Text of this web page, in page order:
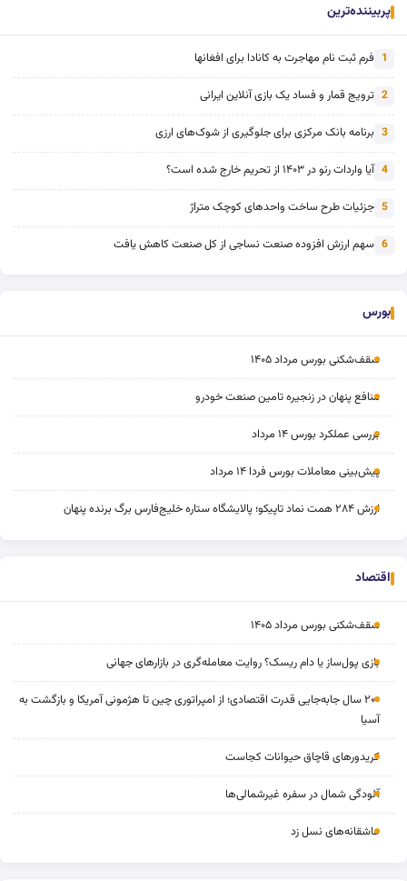
پربیننده‌ترین
1 فرم ثبت نام مهاجرت به کانادا برای افغانها
2 ترویج قمار و فساد یک بازی آنلاین ایرانی
3 برنامه بانک مرکزی برای جلوگیری از شوک‌های ارزی
4 آیا واردات رنو در ۱۴۰۳ از تحریم خارج شده است؟
5 جزئیات طرح ساخت واحدهای کوچک متراژ
6 سهم ارزش افزوده صنعت نساجی از کل صنعت کاهش یافت
بورس
سقف‌شکنی بورس مرداد ۱۴۰۵
منافع پنهان در زنجیره تامین صنعت خودرو
بررسی عملکرد بورس ۱۴ مرداد
پیش‌بینی معاملات بورس فردا ۱۴ مرداد
ارزش ۲۸۴ همت نماد تاپیکو؛ پالایشگاه ستاره خلیج‌فارس برگ برنده پنهان
اقتصاد
سقف‌شکنی بورس مرداد ۱۴۰۵
بازی پول‌ساز یا دام ریسک؟ روایت معامله‌گری در بازارهای جهانی
۲۰۰ سال جابه‌جایی قدرت اقتصادی؛ از امپراتوری چین تا هژمونی آمریکا و بازگشت به
آسیا
کریدورهای قاچاق حیوانات کجاست
آلودگی شمال در سفره غیرشمالی‌ها
عاشقانه‌های نسل زد